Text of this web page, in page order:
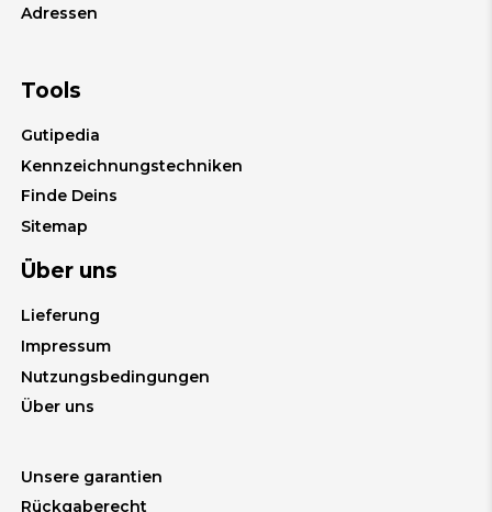
Adressen
Tools
Gutipedia
Kennzeichnungstechniken
Finde Deins
Sitemap
Über uns
Lieferung
Impressum
Nutzungsbedingungen
Über uns
Unsere garantien
Rückgaberecht